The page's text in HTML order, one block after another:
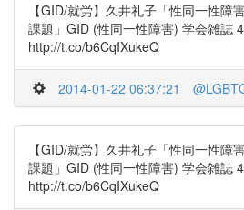
【GID/就労】久井礼子「性同一性障
課題」GID (性同一性障害) 学会雑誌
http://t.co/b6CqIXukeQ
2014-01-22 06:37:21
【GID/就労】久井礼子「性同一性障
課題」GID (性同一性障害) 学会雑誌
http://t.co/b6CqIXukeQ